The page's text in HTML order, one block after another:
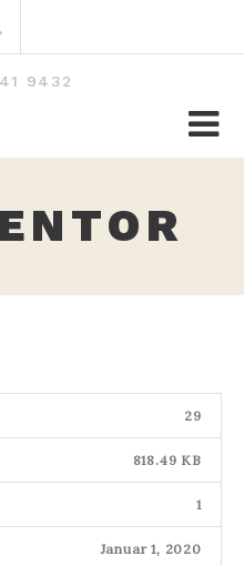
9432
29
818.49 KB
1
Januar 1, 2020